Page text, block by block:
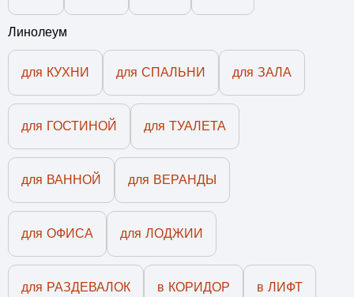
Линолеум
для КУХНИ для СПАЛЬНИ для ЗАЛА
для ГОСТИНОЙ для ТУАЛЕТА
для ВАННОЙ для ВЕРАНДЫ
для ОФИСА для ЛОДЖИИ
для РАЗДЕВАЛОК в КОРИДОР в ЛИФТ